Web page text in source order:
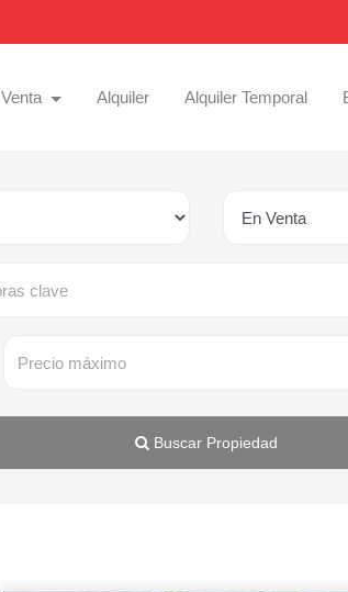
Venta Alquiler Alquiler Temporal
Buscar Propiedad